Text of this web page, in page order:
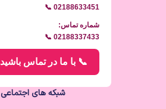
📞 02188633451
شماره تماس:
📞 02188337433
📞 با ما در تماس باشید
شبکه های اجتماعی